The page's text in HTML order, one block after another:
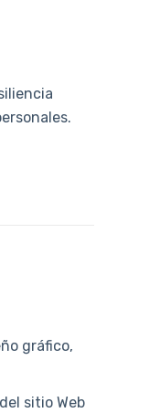
gráfico,
sitio Web